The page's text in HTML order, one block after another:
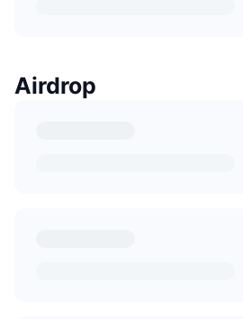
Airdrop